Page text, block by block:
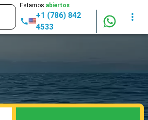
Estamos abiertos
+1 (786) 842
4533